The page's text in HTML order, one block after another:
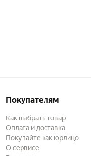
Покупателям
Как выбрать товар
Оплата и доставка
Покупайте как юрлицо
О сервисе